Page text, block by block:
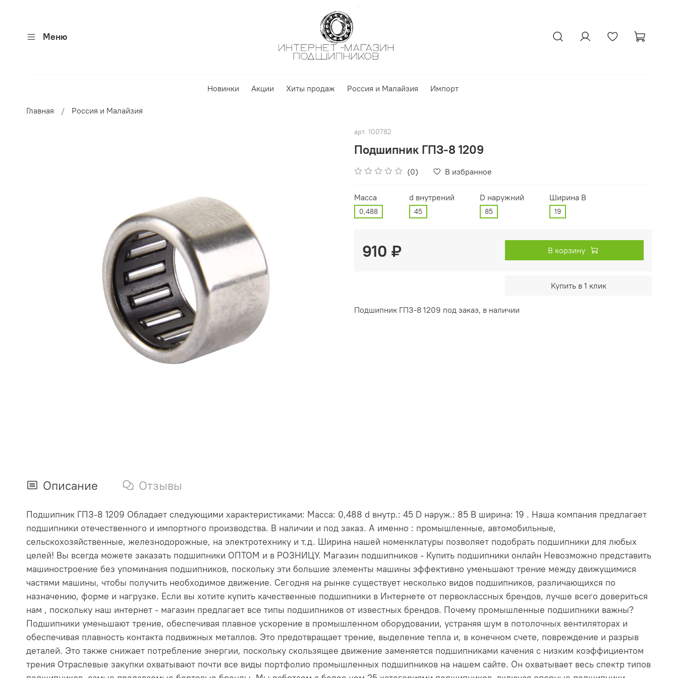
Меню
Новинки Акции Хиты продаж Россия и Малайзия Импорт
Главная Россия и Малайзия
арт. 100782
Подшипник ГПЗ-8 1209
(0) В избранное
Масса
0,488
d внутрений
45
D наружний
85
Ширина В
19
910 ₽ В корзину
Купить в 1 клик
Подшипник ГПЗ-8 1209 под заказ, в наличии
Описание Отзывы
Подшипник ГПЗ-8 1209 Обладает следующими характеристиками: Масса: 0,488 d внутр.: 45 D наруж.: 85 В ширина: 19 . Наша компания предлагает
подшипники отечественного и импортного производства. В наличии и под заказ. А именно : промышленные, автомобильные,
сельскохозяйственные, железнодорожные, на электротехнику и т.д. Ширина нашей номенклатуры позволяет подобрать подшипники для любых
целей! Вы всегда можете заказать подшипники ОПТОМ и в РОЗНИЦУ. Магазин подшипников - Купить подшипники онлайн Невозможно представить
машиностроение без упоминания подшипников, поскольку эти большие элементы машины эффективно уменьшают трение между движущимися
частями машины, чтобы получить необходимое движение. Сегодня на рынке существует несколько видов подшипников, различающихся по
назначению, форме и нагрузке. Если вы хотите купить качественные подшипники в Интернете от первоклассных брендов, лучше всего довериться
нам , поскольку наш интернет - магазин предлагает все типы подшипников от известных брендов. Почему промышленные подшипники важны?
Подшипники уменьшают трение, обеспечивая плавное ускорение в промышленном оборудовании, устраняя шум в потолочных вентиляторах и
обеспечивая плавность контакта подвижных металлов. Это предотвращает трение, выделение тепла и, в конечном счете, повреждение и разрыв
деталей. Это также снижает потребление энергии, поскольку скользящее движение заменяется подшипниками качения с низким коэффициентом
трения Отраслевые закупки охватывают почти все виды портфолио промышленных подшипников на нашем сайте. Он охватывает весь спектр типов